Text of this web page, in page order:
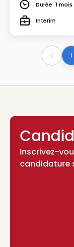
DuréeDurée: 1 mois
TypeInterim
Previous1
Inscrivez-
candidature